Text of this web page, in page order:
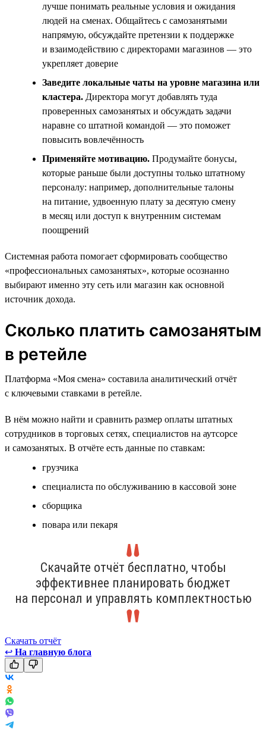
лучше понимать реальные условия и ожидания
людей на сменах. Общайтесь с самозанятыми
напрямую, обсуждайте претензии к поддержке
и взаимодействию с директорами магазинов — это
укрепляет доверие
Заведите локальные чаты на уровне магазина или
кластера. Директора могут добавлять туда
проверенных самозанятых и обсуждать задачи
наравне со штатной командой — это поможет
повысить вовлечённость
Применяйте мотивацию. Продумайте бонусы,
которые раньше были доступны только штатному
персоналу: например, дополнительные талоны
на питание, удвоенную плату за десятую смену
в месяц или доступ к внутренним системам
поощрений
Системная работа помогает сформировать сообщество
«профессиональных самозанятых», которые осознанно
выбирают именно эту сеть или магазин как основной
источник дохода.
Сколько платить самозанятым
в ретейле
Платформа «Моя смена» составила аналитический отчёт
с ключевыми ставками в ретейле.
В нём можно найти и сравнить размер оплаты штатных
сотрудников в торговых сетях, специалистов на аутсорсе
и самозанятых. В отчёте есть данные по ставкам:
грузчика
специалиста по обслуживанию в кассовой зоне
сборщика
повара или пекаря
Скачайте отчёт бесплатно, чтобы
эффективнее планировать бюджет
на персонал и управлять комплектностью
Скачать отчёт
↩ На главную блога